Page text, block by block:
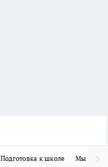
Подготовка к школе Мы в MAX